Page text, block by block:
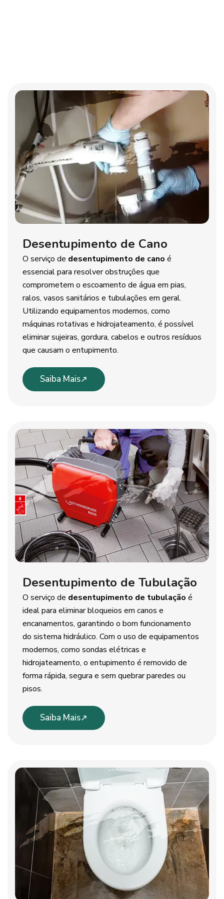
Desentupimento de Cano
O serviço de desentupimento de cano é
essencial para resolver obstruções que
comprometem o escoamento de água em pias,
ralos, vasos sanitários e tubulações em geral.
Utilizando equipamentos modernos, como
máquinas rotativas e hidrojateamento, é possível
eliminar sujeiras, gordura, cabelos e outros resíduos
que causam o entupimento.
Saiba Mais
Desentupimento de Tubulação
O serviço de desentupimento de tubulação é
ideal para eliminar bloqueios em canos e
encanamentos, garantindo o bom funcionamento
do sistema hidráulico. Com o uso de equipamentos
modernos, como sondas elétricas e
hidrojateamento, o entupimento é removido de
forma rápida, segura e sem quebrar paredes ou
pisos.
Saiba Mais